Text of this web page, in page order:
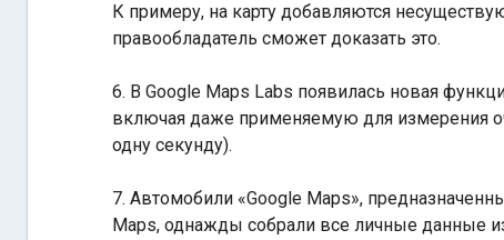
К примеру, на карту добавляются
правообладатель сможет доказать это.
6. В Google Maps Labs появилась новая
включая даже применяемую для измерения
одну секунду).
7. Автомобили «Google Maps»,
Maps, однажды собрали все личные данные